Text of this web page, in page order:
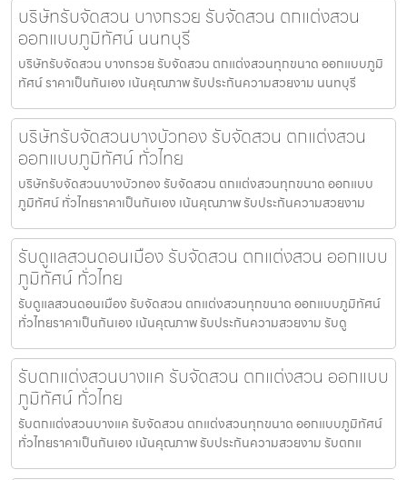
บริษัทรับจัดสวน บางกรวย รับจัดสวน ตกแต่งสวน
ออกแบบภูมิทัศน์ นนทบุรี
บริษัทรับจัดสวน บางกรวย รับจัดสวน ตกแต่งสวนทุกขนาด ออกแบบภูมิ
ทัศน์ ราคาเป็นกันเอง เน้นคุณภาพ รับประกันความสวยงาม นนทบุรี
บริษัทรับจัดสวนบางบัวทอง รับจัดสวน ตกแต่งสวน
ออกแบบภูมิทัศน์ ทั่วไทย
บริษัทรับจัดสวนบางบัวทอง รับจัดสวน ตกแต่งสวนทุกขนาด ออกแบบ
ภูมิทัศน์ ทั่วไทยราคาเป็นกันเอง เน้นคุณภาพ รับประกันความสวยงาม
รับดูแลสวนดอนเมือง รับจัดสวน ตกแต่งสวน ออกแบบ
ภูมิทัศน์ ทั่วไทย
รับดูแลสวนดอนเมือง รับจัดสวน ตกแต่งสวนทุกขนาด ออกแบบภูมิทัศน์
ทั่วไทยราคาเป็นกันเอง เน้นคุณภาพ รับประกันความสวยงาม รับดู
รับตกแต่งสวนบางแค รับจัดสวน ตกแต่งสวน ออกแบบ
ภูมิทัศน์ ทั่วไทย
รับตกแต่งสวนบางแค รับจัดสวน ตกแต่งสวนทุกขนาด ออกแบบภูมิทัศน์
ทั่วไทยราคาเป็นกันเอง เน้นคุณภาพ รับประกันความสวยงาม รับตกแ